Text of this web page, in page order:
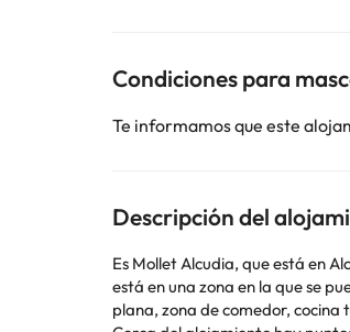
Condiciones para
Te informamos que este
Descripción del
Es Mollet Alcudia, que está en
está en una zona en la que se pueden practicar
plana, zona de comedor, cocina totalmente equipada y terraza